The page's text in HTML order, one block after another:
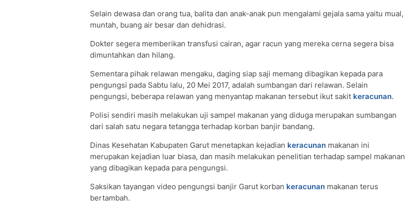
Selain dewasa dan orang tua, balita dan anak-anak pun mengalami gejala sama yaitu mual,
muntah, buang air besar dan dehidrasi.
Dokter segera memberikan transfusi cairan, agar racun yang mereka cerna segera bisa
dimuntahkan dan hilang.
Sementara pihak relawan mengaku, daging siap saji memang dibagikan kepada para
pengungsi pada Sabtu lalu, 20 Mei 2017, adalah sumbangan dari relawan. Selain
pengungsi, beberapa relawan yang menyantap makanan tersebut ikut sakit keracunan.
Polisi sendiri masih melakukan uji sampel makanan yang diduga merupakan sumbangan
dari salah satu negara tetangga terhadap korban banjir bandang.
Dinas Kesehatan Kabupaten Garut menetapkan kejadian keracunan makanan ini
merupakan kejadian luar biasa, dan masih melakukan penelitian terhadap sampel makanan
yang dibagikan kepada para pengungsi.
Saksikan tayangan video pengungsi banjir Garut korban keracunan makanan terus
bertambah.